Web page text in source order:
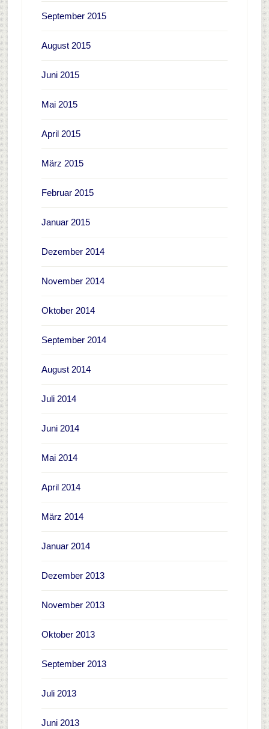
September 2015
August 2015
Juni 2015
Mai 2015
April 2015
März 2015
Februar 2015
Januar 2015
Dezember 2014
November 2014
Oktober 2014
September 2014
August 2014
Juli 2014
Juni 2014
Mai 2014
April 2014
März 2014
Januar 2014
Dezember 2013
November 2013
Oktober 2013
September 2013
Juli 2013
Juni 2013